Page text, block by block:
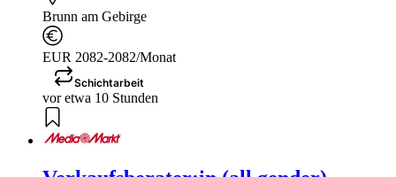
Brunn am Gebirge
EUR 2082-2082/Monat
Schichtarbeit
vor etwa 10 Stunden